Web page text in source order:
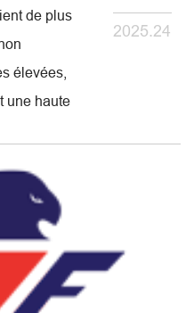
de plus
élevées,
une haute
2025.24